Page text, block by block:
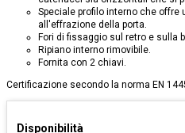
Speciale profilo interno che offre
all'effrazione della porta.
Fori di fissaggio sul retro e sulla
Ripiano interno rimovibile.
Fornita con 2 chiavi.
Certificazione secondo la norma EN
Disponibilità